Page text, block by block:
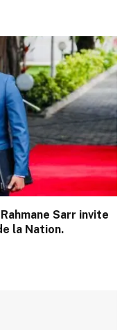
Sarr invite
la Nation.